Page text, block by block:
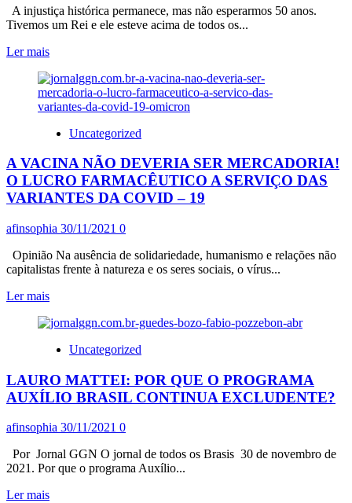
RISCO
COM
DA
DA
PÓS-
GRADUAÇÃO
A injustiça histórica permanece, mas não esperarmos 50 anos.
Tivemos um Rei e ele esteve acima de todos os...
Ler maisLeia
sobre
JOÃO
CAMILO:
CHORO
REINALDO
E
A
REPARAÇÃO
UMA
INJUSTIÇA
Uncategorized
A VACINA NÃO DEVERIA SER MERCADORIA!
O LUCRO FARMACÊUTICO A SERVIÇO DAS
VARIANTES DA COVID – 19
afinsophia 30/11/2021 0
Opinião Na ausência de solidariedade, humanismo e relações não
capitalistas frente à natureza e os seres sociais, o vírus...
Ler maisLeia
sobre
VACINA
DEVERIA
SER
MERCADORIA!
O
LUCRO
FARMACÊUTICO
A
SERVIÇO
DAS
Uncategorized
LAURO MATTEI: POR QUE O PROGRAMA
AUXÍLIO BRASIL CONTINUA EXCLUDENTE?
afinsophia 30/11/2021 0
Por Jornal GGN O jornal de todos os Brasis 30 de novembro de
2021. Por que o programa Auxílio...
Ler maisLeia